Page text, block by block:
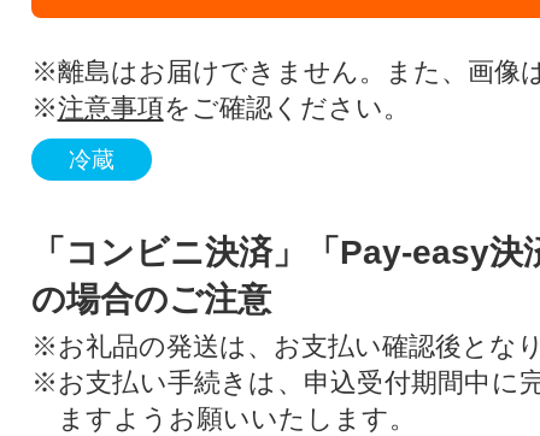
※離島はお届けできません。また、画像
※注意事項をご確認ください。
冷蔵
「コンビニ決済」「Pay-easy決
の場合のご注意
※お礼品の発送は、お支払い確認後とな
※お支払い手続きは、申込受付期間中に
ますようお願いいたします。